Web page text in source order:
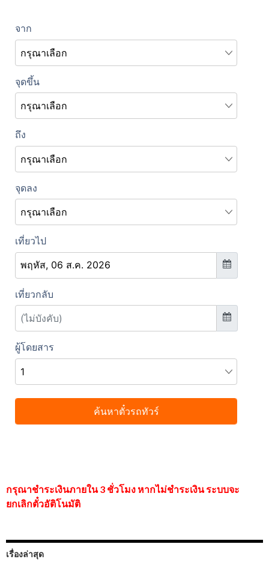
กรุณาชำระเงินภายใน 3 ชั่วโมง หากไม่ชำระเงิน ระบบจะ
ยกเลิกตั๋วอัติโนมัติ
เรื่องล่าสุด